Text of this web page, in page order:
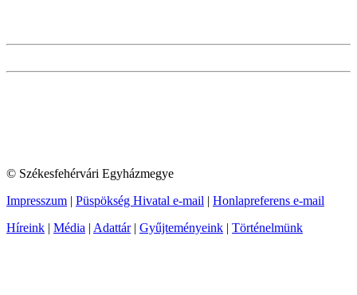
© Székesfehérvári Egyházmegye
Impresszum | Püspökség Hivatal e-mail | Honlapreferens e-mail
Híreink | Média | Adattár| Gyűjteményeink | Történelmünk